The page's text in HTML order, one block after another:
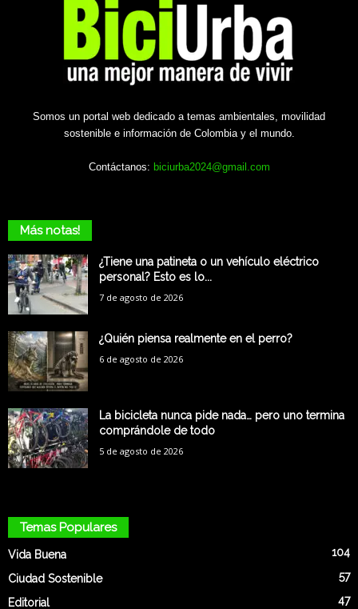
Somos un portal web dedicado a temas ambientales, movilidad
sostenible e información de Colombia y el mundo.
Contáctanos: biciurba2024@gmail.com
Más notas!
¿Tiene una patineta o un vehículo eléctrico
personal? Esto es lo...
7 de agosto de 2026
¿Quién piensa realmente en el perro?
6 de agosto de 2026
La bicicleta nunca pide nada… pero uno termina
comprándole de todo
5 de agosto de 2026
Temas Populares
Vida Buena 104
Ciudad Sostenible 57
Editorial 47